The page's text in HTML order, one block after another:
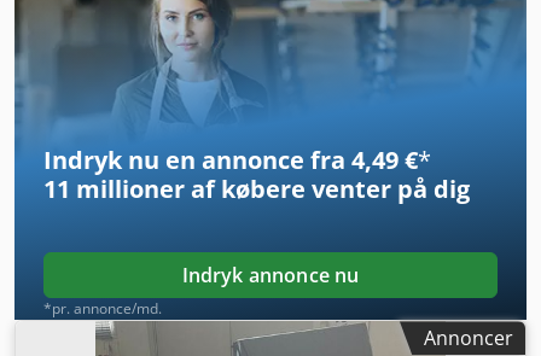
A75: maks. pladestørrelse 676 × 760 mm 200–240 V~, 50/60
Indryk nu en annonce fra 4,49 €*
11 millioner af købere venter på dig
Indryk annonce nu
*pr. annonce/md.
Annoncer